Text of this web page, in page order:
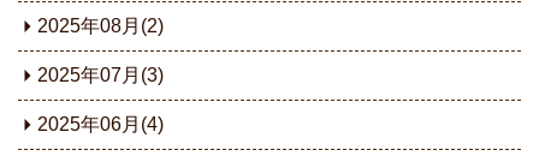
2025年08月(2)
2025年07月(3)
2025年06月(4)